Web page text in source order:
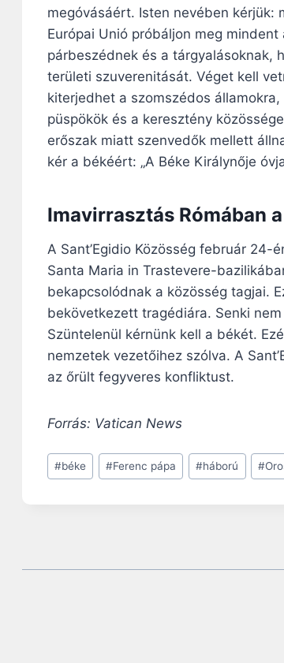
megóvásáért. Isten nevében kérjük:
Európai Unió próbáljon meg
párbeszédnek és a tárgyalásoknak,
területi szuverenitását. Véget kell
kiterjedhet a szomszédos
püspökök és a keresztény
erőszak miatt szenvedők mellett
kér a békéért: „A Béke Királynője
Imavirrasztás Rómában
A Sant’Egidio Közösség február
Santa Maria in Trastevere-
bekapcsolódnak a közösség tagjai.
bekövetkezett tragédiára. Senki
Szüntelenül kérnünk kell a békét.
nemzetek vezetőihez szólva. A
az őrült fegyveres konfliktust.
Forrás: Vatican News
Post
Tags:
#béke #Ferenc pápa #háború #